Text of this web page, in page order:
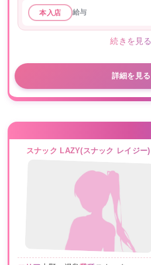
本入店 給与
続きを見る
詳細を見る
スナック LAZY(スナック レイジー)